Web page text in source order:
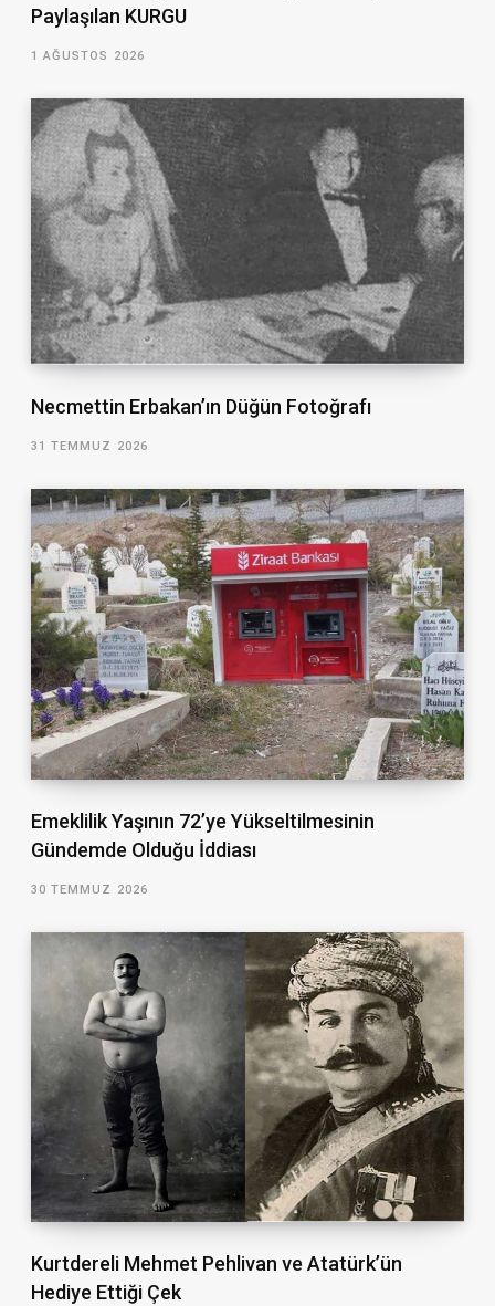
Paylaşılan KURGU
1 AĞUSTOS 2026
Necmettin Erbakan’ın Düğün Fotoğrafı
31 TEMMUZ 2026
Emeklilik Yaşının 72’ye Yükseltilmesinin
Gündemde Olduğu İddiası
30 TEMMUZ 2026
Kurtdereli Mehmet Pehlivan ve Atatürk’ün
Hediye Ettiği Çek